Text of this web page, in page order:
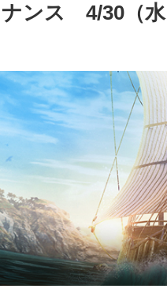
ンス 4/30（水